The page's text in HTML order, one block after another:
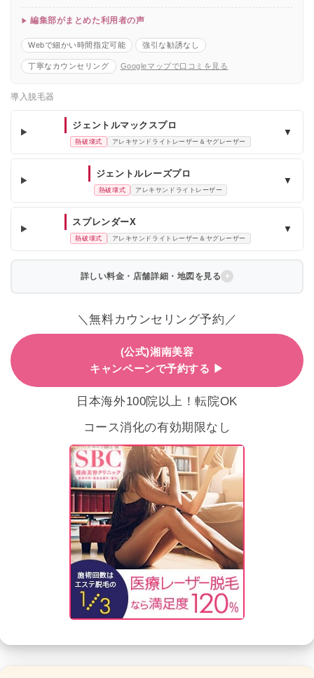
編集部がまとめた利用者の声
Webで細かい時間指定可能 強引な勧誘なし
丁寧なカウンセリング Googleマップで口コミを見る
導入脱毛器
ジェントルマックスプロ
熱破壊式 アレキサンドライトレーザー＆ヤグレーザー
▼
ジェントルレーズプロ
熱破壊式 アレキサンドライトレーザー
▼
スプレンダーX
熱破壊式 アレキサンドライトレーザー＆ヤグレーザー
▼
詳しい料金・店舗詳細・地図を見る
＼無料カウンセリング予約／
(公式)湘南美容
キャンペーンで予約する ▶
日本海外100院以上！転院OK
コース消化の有効期限なし